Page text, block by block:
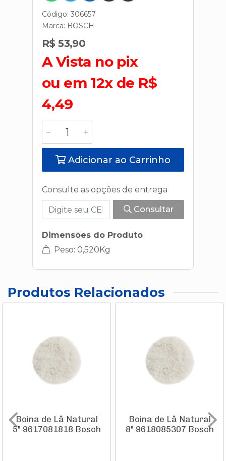
Código: 306657
Marca: BOSCH
R$ 53,90
A Vista no pix
ou em 12x de R$
4,49
Adicionar ao Carrinho
Consulte as opções de entrega
Consultar
Dimensões do Produto
Peso: 0,520Kg
Produtos Relacionados
Boina de Lâ Natural
5" 9617081818 Bosch
Boina de Lâ Natural
8" 9618085307 Bosch